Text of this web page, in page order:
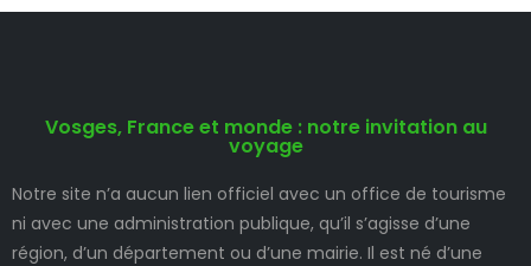
Vosges, France et monde : notre invitation au
voyage
Notre site n’a aucun lien officiel avec un office de tourisme
ni avec une administration publique, qu’il s’agisse d’une
région, d’un département ou d’une mairie. Il est né d’une